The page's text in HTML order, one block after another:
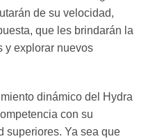
de su velocidad,
que les brindarán la
y explorar nuevos
dinámico del Hydra
con su
superiores. Ya sea que